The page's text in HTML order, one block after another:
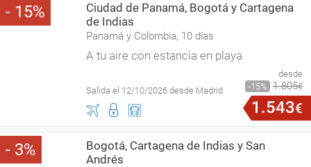
15
Ciudad de Panamá, Bogotá y Cartagena
de Indias
Panamá y Colombia, 10 días
A tu aire con estancia en playa
Salida el 12/10/2026 desde Madrid
desde
15
1.805€
1 .543€
3
Bogotá, Cartagena de Indias y San
Andrés